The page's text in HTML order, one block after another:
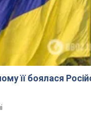
її боялася